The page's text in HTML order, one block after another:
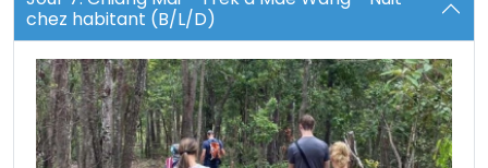
chez habitant (B/L/D)